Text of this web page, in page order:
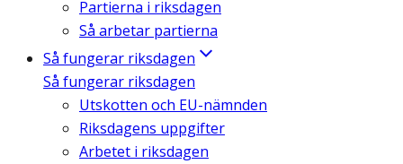
Partierna i riksdagen
Så arbetar partierna
Så fungerar riksdagen
Så fungerar riksdagen
Utskotten och EU-nämnden
Riksdagens uppgifter
Arbetet i riksdagen